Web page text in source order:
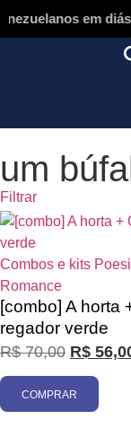
em
um
Filtrar
Promoção
Combos e kits
Romance
[combo] A horta
regador verde
R$70,00 R$
COMPRAR